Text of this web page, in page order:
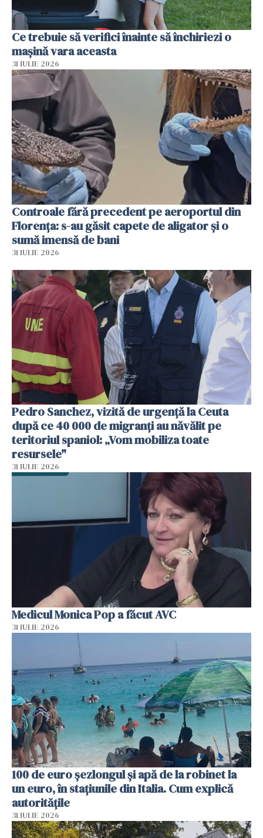
Ce trebuie să verifici înainte să închiriezi o
mașină vara aceasta
31 IULIE 2026
Controale fără precedent pe aeroportul din
Florența: s-au găsit capete de aligator și o
sumă imensă de bani
31 IULIE 2026
Pedro Sanchez, vizită de urgență la Ceuta
după ce 40 000 de migranți au năvălit pe
teritoriul spaniol: „Vom mobiliza toate
resursele"
31 IULIE 2026
Medicul Monica Pop a făcut AVC
31 IULIE 2026
100 de euro șezlongul și apă de la robinet la
un euro, în stațiunile din Italia. Cum explică
autoritățile
31 IULIE 2026